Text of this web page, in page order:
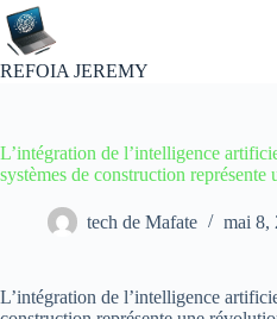
Passer
au
contenu
REFOIA JEREMY
L’intégration de l’intelligence
systèmes de construction
tech de Mafate mai 8,
L’intégration de l’intelligence